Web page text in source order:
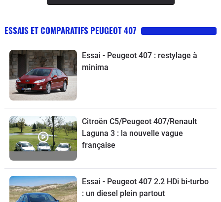
ESSAIS ET COMPARATIFS PEUGEOT 407
Essai - Peugeot 407 : restylage à
minima
Citroën C5/Peugeot 407/Renault
Laguna 3 : la nouvelle vague
française
Essai - Peugeot 407 2.2 HDi bi-turbo
: un diesel plein partout